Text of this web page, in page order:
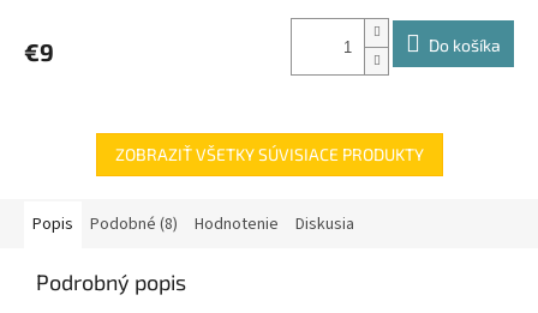
€9 Do košíka
ZOBRAZIŤ VŠETKY SÚVISIACE PRODUKTY
Popis Podobné (8) Hodnotenie Diskusia
Podrobný popis